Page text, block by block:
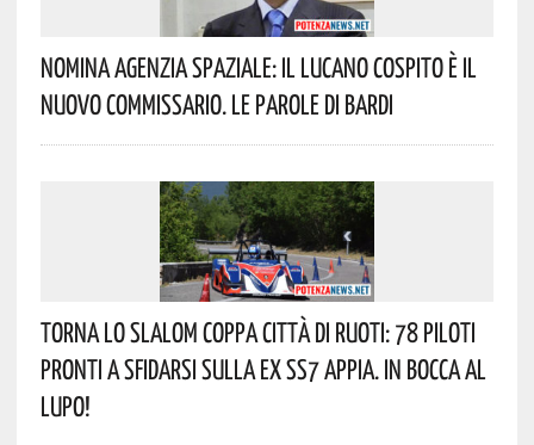
Nomina Agenzia Spaziale: Il Lucano Cospito È Il
Nuovo Commissario. Le Parole Di Bardi
Torna Lo Slalom Coppa Città Di Ruoti: 78 Piloti
Pronti A Sfidarsi Sulla Ex SS7 Appia. In Bocca Al
Lupo!